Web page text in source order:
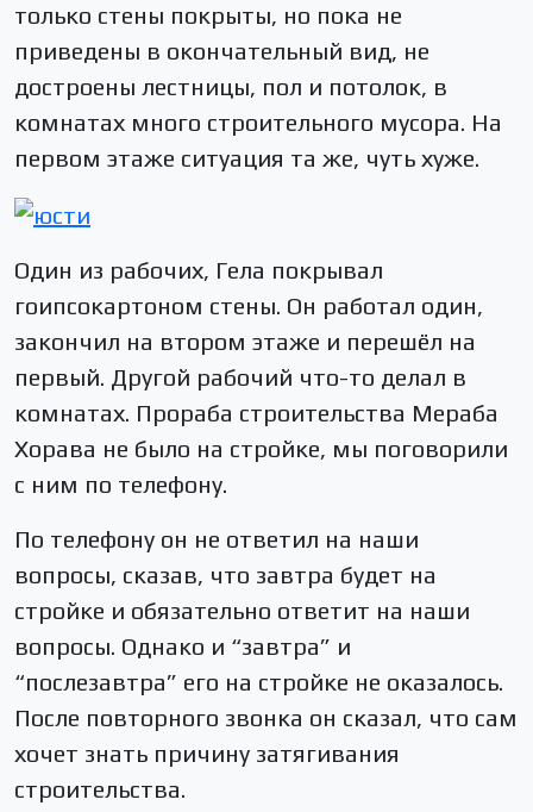
только стены покрыты, но пока не
приведены в окончательный вид, не
достроены лестницы, пол и потолок, в
комнатах много строительного мусора. На
первом этаже ситуация та же, чуть хуже.
Один из рабочих, Гела покрывал
гоипсокартоном стены. Он работал один,
закончил на втором этаже и перешёл на
первый. Другой рабочий что-то делал в
комнатах. Прораба строительства Мераба
Хорава не было на стройке, мы поговорили
с ним по телефону.
По телефону он не ответил на наши
вопросы, сказав, что завтра будет на
стройке и обязательно ответит на наши
вопросы. Однако и “завтра” и
“послезавтра” его на стройке не оказалось.
После повторного звонка он сказал, что сам
хочет знать причину затягивания
строительства.